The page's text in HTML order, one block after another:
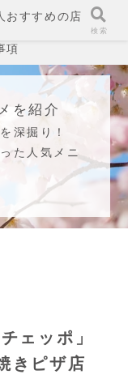
おすすめの店
項
を紹介
深掘り！
た人気メニ
ェッポ」
きピザ店
検索